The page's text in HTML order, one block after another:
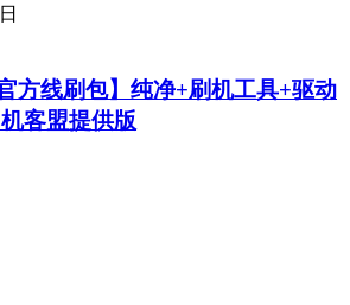
方线刷包】纯净+刷机工具+驱动
客盟提供版